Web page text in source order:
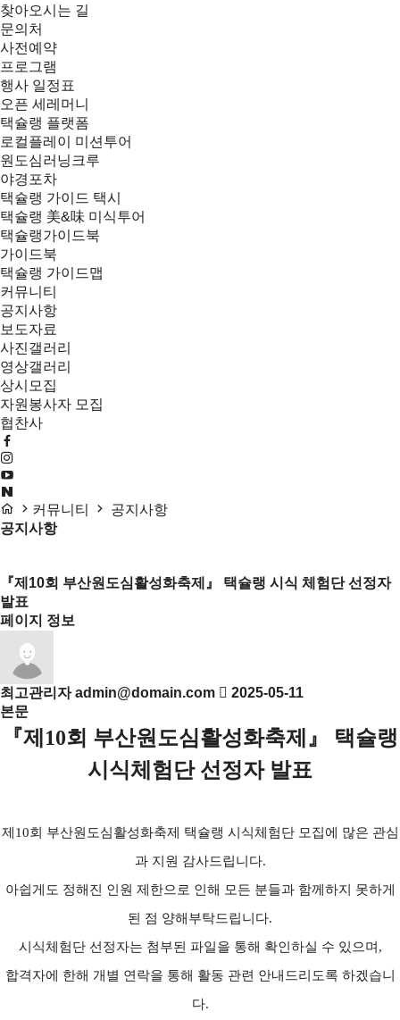
찾아오시는 길
문의처
사전예약
프로그램
행사 일정표
오픈 세레머니
택슐랭 플랫폼
로컬플레이 미션투어
원도심러닝크루
야경포차
택슐랭 가이드 택시
택슐랭 美&味 미식투어
택슐랭가이드북
가이드북
택슐랭 가이드맵
커뮤니티
공지사항
보도자료
사진갤러리
영상갤러리
상시모집
자원봉사자 모집
협찬사
커뮤니티
공지사항
공지사항
『제10회 부산원도심활성화축제』 택슐랭 시식 체험단 선정자
발표
페이지 정보
최고관리자 admin@domain.com
2025-05-11
본문
『제10회 부산원도심활성화축제』 택슐랭
시식체험단 선정자 발표
제10회 부산원도심활성화축제 택슐랭 시식체험단 모집에 많은 관심
과 지원 감사드립니다.
아쉽게도 정해진 인원 제한으로 인해 모든 분들과 함께하지 못하게
된 점 양해부탁드립니다.
시식체험단 선정자는 첨부된 파일을 통해 확인하실 수 있으며,
합격자에 한해 개별 연락을 통해 활동 관련 안내드리도록 하겠습니
다.